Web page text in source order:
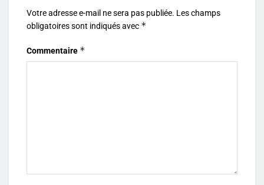
Votre adresse e-mail ne sera pas publiée. Les champs
obligatoires sont indiqués avec *
Commentaire *